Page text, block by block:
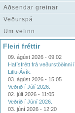
Aðsendar greinar
Veðurspá
Um vefinn
Fleiri fréttir
09. ágúst 2026 - 09:02
Hafísfrétt frá veðurstöðinni í
Litlu-Ávík.
03. ágúst 2026 - 15:05
Veðrið í Júlí 2026.
02. júlí 2026 - 11:05
Veðrið í Júní 2026.
03. júní 2026 - 12:20